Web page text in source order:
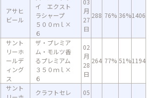
アサヒ
ビール
イ エクスト
ラシャープ
５００ｍｌ×
６
03
月
27
日
288 76% 36%1406
サント
リーホ
ールデ
ィング
ス
ザ・プレミア
ム・モルツ香
るプレミアム
３５０ｍｌ×
６
02
月
28
日
264 77% 51%1194
サント
クラフトセレ
05